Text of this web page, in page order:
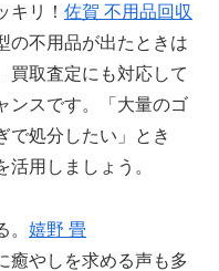
キリ！ 佐賀 不用品回収
の不用品が出たときは
買取査定にも対応して
ンスです。「大量のゴ
で処分したい」とき
用しましょう。
嬉野 畳
癒やしを求める声も多